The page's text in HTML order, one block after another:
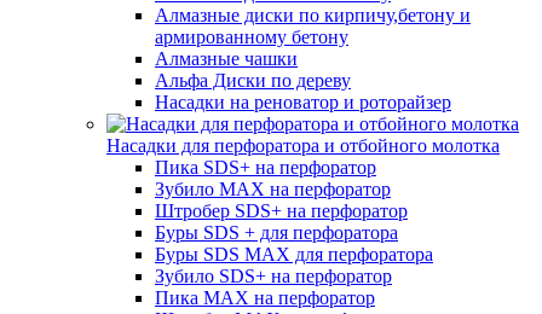
Алмазные диски по кирпичу,бетону и
армированному бетону
Алмазные чашки
Альфа Диски по дереву
Насадки на реноватор и роторайзер
Насадки для перфоратора и отбойного молотка
Пика SDS+ на перфоратор
Зубило MAX на перфоратор
Штробер SDS+ на перфоратор
Буры SDS + для перфоратора
Буры SDS MAX для перфоратора
Зубило SDS+ на перфоратор
Пика MAX на перфоратор